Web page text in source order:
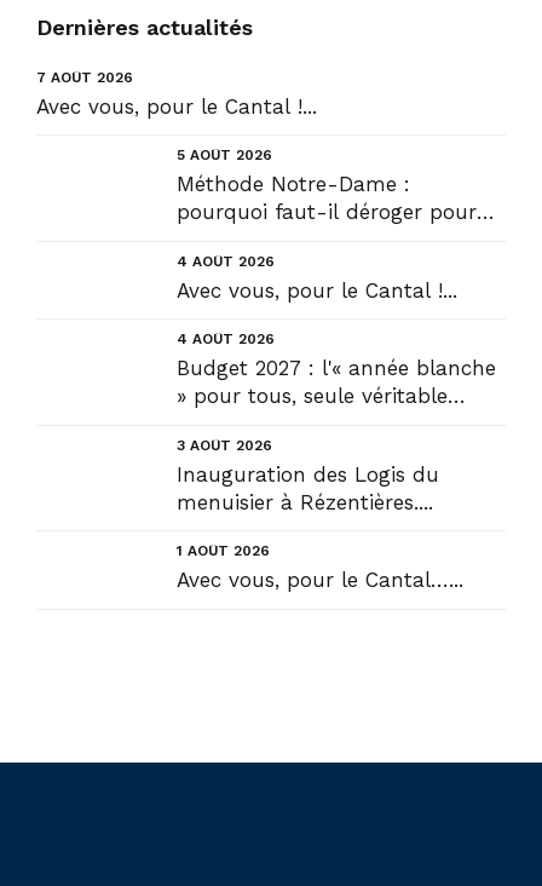
Dernières actualités
7 AOÛT 2026
Avec vous, pour le Cantal !...
5 AOÛT 2026
Méthode Notre-Dame :
pourquoi faut-il déroger pour
4 AOÛT 2026
Avec vous, pour le Cantal !...
4 AOÛT 2026
Budget 2027 : l'« année blanche
» pour tous, seule véritable
3 AOÛT 2026
Inauguration des Logis du
menuisier à Rézentières....
1 AOÛT 2026
Avec vous, pour le Cantal…...